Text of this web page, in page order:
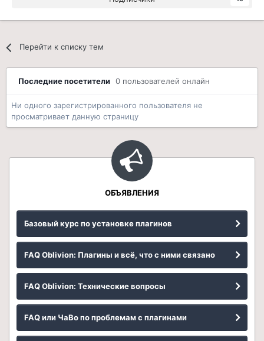
Перейти к списку тем
Последние посетители 0 пользователей онлайн
Ни одного зарегистрированного пользователя не
просматривает данную страницу
ОБЪЯВЛЕНИЯ
Базовый курс по установке плагинов
FAQ Oblivion: Плагины и всё, что с ними связано
FAQ Oblivion: Технические вопросы
FAQ или ЧаВо по проблемам с плагинами